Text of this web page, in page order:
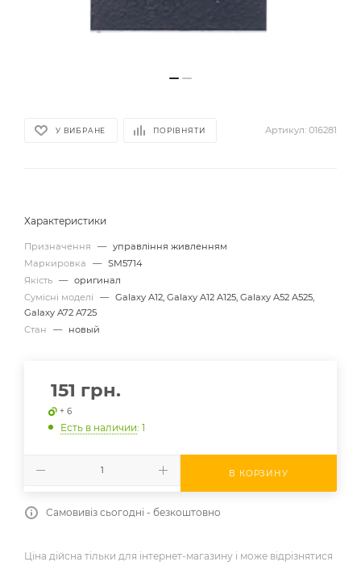
У ВИБРАНЕ ПОРІВНЯТИ Артикул: 016281
Характеристики
Призначення — управління живленням
Маркировка
— SM5714
Якість — оригинал
Сумісні моделі
— Galaxy A12, Galaxy A12 A125, Galaxy A52 A525,
Galaxy A72 A725
Стан
— новый
151 грн.
+ 6
Есть в наличии: 1
В КОРЗИНУ
Самовивіз сьогодні - безкоштовно
Ціна дійсна тільки для інтернет-магазину і може відрізнятися